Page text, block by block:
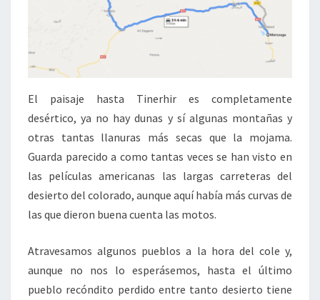
El paisaje hasta Tinerhir es completamente
desértico, ya no hay dunas y sí algunas montañas y
otras tantas llanuras más secas que la mojama.
Guarda parecido a como tantas veces se han visto en
las películas americanas las largas carreteras del
desierto del colorado, aunque aquí había más curvas de
las que dieron buena cuenta las motos.
Atravesamos algunos pueblos a la hora del cole y,
aunque no nos lo esperásemos, hasta el último
pueblo recóndito perdido entre tanto desierto tiene